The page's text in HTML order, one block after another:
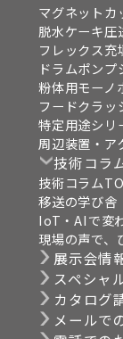
マグネットカ
脱水ケーキ圧
フレックス充
ドラムポンプ
粉体用モーノ
フードクラッ
特定用途シリ
周辺装置・ア
技術コラ
技術コラム
移送の学び舎
IoT・AIで変
現場の声で、
展示会情
スペシャ
カタログ
メールで